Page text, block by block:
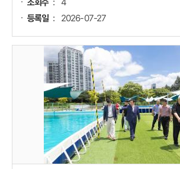
조회수
등록일 2026-07-27